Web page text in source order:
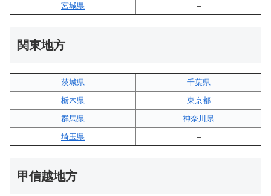
宮城県
–
関東地方
茨城県
千葉県
栃木県
東京都
群馬県
神奈川県
埼玉県
–
甲信越地方